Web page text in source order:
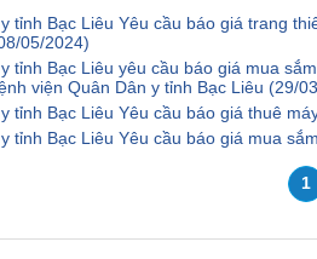
tỉnh Bạc Liêu Yêu cầu báo giá trang
05/2024)
tỉnh Bạc Liêu yêu cầu báo giá mua
viện Quân Dân y tỉnh Bạc Liêu (29/
tỉnh Bạc Liêu Yêu cầu báo giá thuê
tỉnh Bạc Liêu Yêu cầu báo giá mua
1